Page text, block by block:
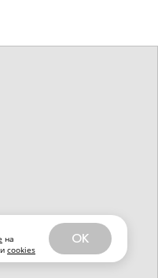
на
cookies
OK